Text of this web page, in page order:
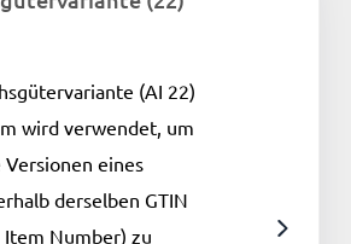
(AI 22)
wird verwendet, um
eines
derselben GTIN
Item Number) zu